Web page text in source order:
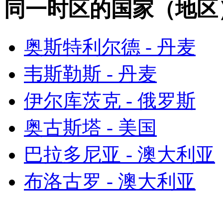
同一时区的国家（地
奥斯特利尔德 - 丹麦
韦斯勒斯 - 丹麦
伊尔库茨克 - 俄罗斯
奥古斯塔 - 美国
巴拉多尼亚 - 澳大利亚
布洛古罗 - 澳大利亚